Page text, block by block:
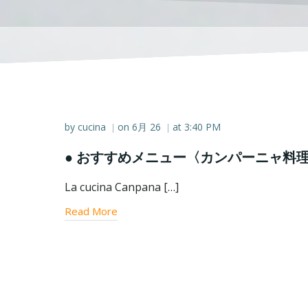
by cucina | on 6月 26 | at 3:40 PM
● おすすめメニュー〈カンパーニャ料
La cucina Canpana […]
Read More